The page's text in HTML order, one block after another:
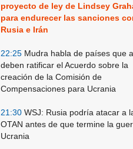
proyecto de ley de Lindsey
para endurecer las sanciones
Rusia e Irán
22:25 Mudra habla de países que
deben ratificar el Acuerdo sobre la
creación de la Comisión de
Compensaciones para Ucrania
21:30 WSJ: Rusia podría atacar a
OTAN antes de que termine la
Ucrania